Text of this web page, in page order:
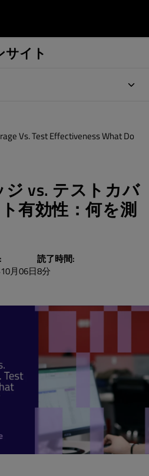
イト
Vs. Test Effectiveness What Do
vs. テストカバ
有効性：何を測
月06日
読了時間:
8分